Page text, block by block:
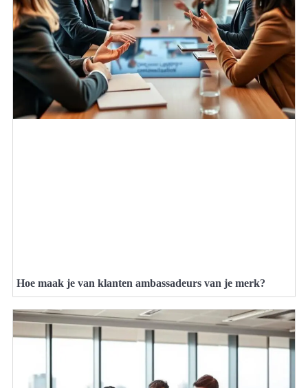
Hoe maak je van klanten ambassadeurs van je merk?